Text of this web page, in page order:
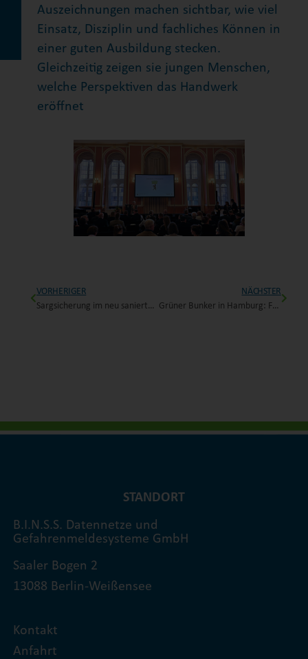
Auszeichnungen machen sichtbar, wie viel
Einsatz, Disziplin und fachliches Können in
einer guten Ausbildung stecken.
Gleichzeitig zeigen sie jungen Menschen,
welche Perspektiven das Handwerk
eröffnet
VORHERIGER
Sargsicherung im neu sanierten Berliner Dom: Sicherheitstechnik für die Hohenzollerngruft
NÄCHSTER
Grüner Bunker in Hamburg: Fachartikel der GIT SICHERHEIT
STANDORT
B.I.N.S.S. Datennetze und
Gefahrenmeldesysteme GmbH
Saaler Bogen 2
13088 Berlin-Weißensee
Kontakt
Anfahrt